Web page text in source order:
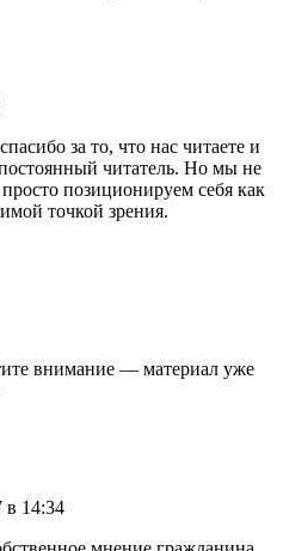
за то, что нас читаете и
читатель. Но мы не
позиционируем себя как
точкой зрения.
внимание — материал уже
в 14:34